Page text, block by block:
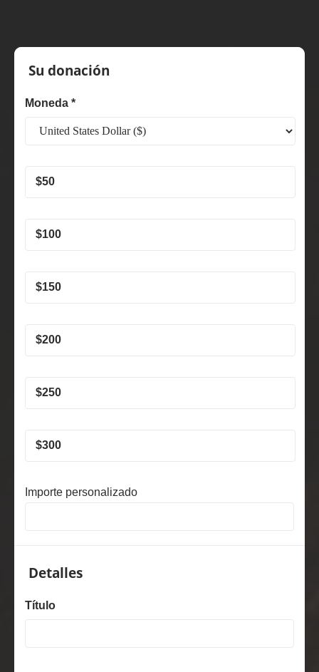
pastoral
Su donación
Moneda *
$50
$100
$150
$200
$250
$300
Importe personalizado
Detalles
Título